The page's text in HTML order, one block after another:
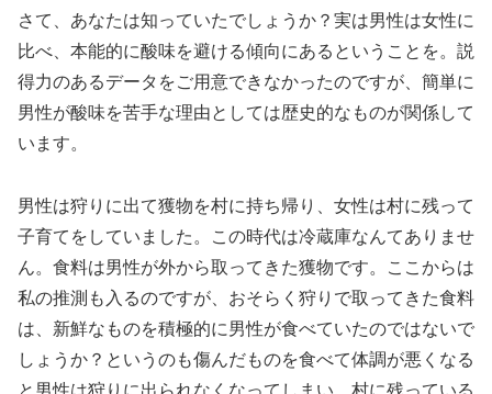
さて、あなたは知っていたでしょうか？実は男性は女性に
比べ、本能的に酸味を避ける傾向にあるということを。説
得力のあるデータをご用意できなかったのですが、簡単に
男性が酸味を苦手な理由としては歴史的なものが関係して
います。
男性は狩りに出て獲物を村に持ち帰り、女性は村に残って
子育てをしていました。この時代は冷蔵庫なんてありませ
ん。食料は男性が外から取ってきた獲物です。ここからは
私の推測も入るのですが、おそらく狩りで取ってきた食料
は、新鮮なものを積極的に男性が食べていたのではないで
しょうか？というのも傷んだものを食べて体調が悪くなる
と男性は狩りに出られなくなってしまい、村に残っている